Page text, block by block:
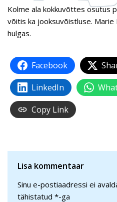
Kolme ala kokkuvõttes osutus
võitis ka jooksuvõistluse.
hulgas.
Facebook
LinkedIn
Copy Link
Lisa kommentaar
Sinu e-postiaadressi ei
tähistatud *-ga